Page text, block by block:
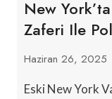
New
Zaferi Ile
Haziran 26, 2025
Eski New York